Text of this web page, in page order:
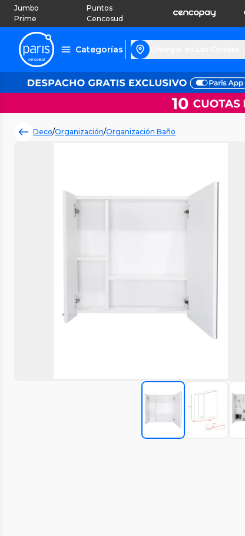
Jumbo
Prime
Puntos
Cencosud
Categorías
Deco/Organización/Organización Baño